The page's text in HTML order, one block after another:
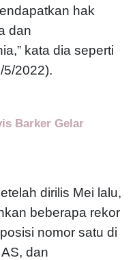
hak
dan
kata dia seperti
5/2022).
Barker Gelar
dirilis Mei lalu,
beberapa rekor
nomor satu di
dan